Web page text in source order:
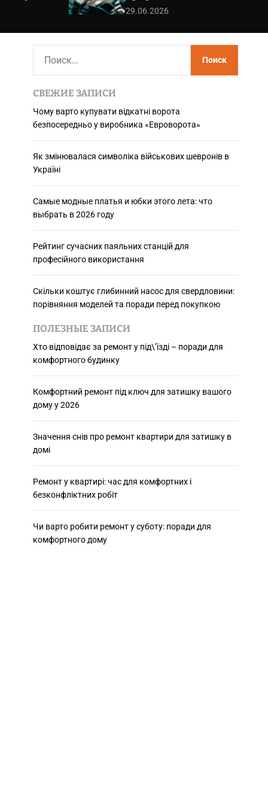
використання
29.06.2026
т
и
:
СВЕЖИЕ ЗАПИСИ
Чому варто купувати відкатні ворота
безпосередньо у виробника «Евроворота»
Як змінювалася символіка військових шевронів в
Україні
Самые модные платья и юбки этого лета: что
выбрать в 2026 году
Рейтинг сучасних паяльних станцій для
професійного використання
Скільки коштує глибинний насос для свердловини:
порівняння моделей та поради перед покупкою
ПОЛЕЗНЫЕ ЗАПИСИ
Хто відповідає за ремонт у під\’їзді – поради для
комфортного будинку
Комфортний ремонт під ключ для затишку вашого
дому у 2026
Значення снів про ремонт квартири для затишку в
домі
Ремонт у квартирі: час для комфортних і
безконфліктних робіт
Чи варто робити ремонт у суботу: поради для
комфортного дому